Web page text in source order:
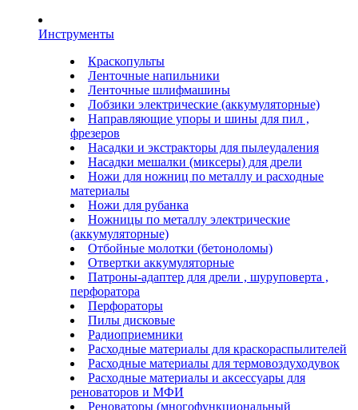
Инструменты
Краскопульты
Ленточные напильники
Ленточные шлифмашины
Лобзики электрические (аккумуляторные)
Направляющие упоры и шины для пил ,
фрезеров
Насадки и экстракторы для пылеудаления
Насадки мешалки (миксеры) для дрели
Ножи для ножниц по металлу и расходные
материалы
Ножи для рубанка
Ножницы по металлу электрические
(аккумуляторные)
Отбойные молотки (бетоноломы)
Отвертки аккумуляторные
Патроны-адаптер для дрели , шуруповерта ,
перфоратора
Перфораторы
Пилы дисковые
Радиоприемники
Расходные материалы для краскораспылителей
Расходные материалы для термовоздуходувок
Расходные материалы и аксессуары для
реноваторов и МФИ
Реноваторы (многофункциональный